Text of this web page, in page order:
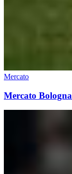
Mercato
Mercato